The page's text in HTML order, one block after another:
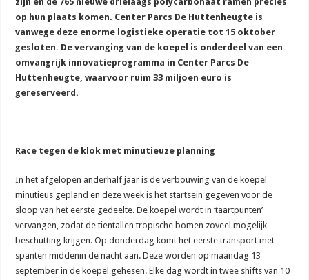
op hun plaats komen. Center Parcs De Huttenheugte is
vanwege deze enorme logistieke operatie tot 15 oktober
gesloten. De vervanging van de koepel is onderdeel van een
omvangrijk innovatieprogramma in Center Parcs De
Huttenheugte, waarvoor ruim 33 miljoen euro is
gereserveerd.
Race tegen de klok met minutieuze planning
In het afgelopen anderhalf jaar is de verbouwing van de koepel
minutieus gepland en deze week is het startsein gegeven voor de
sloop van het eerste gedeelte. De koepel wordt in ‘taartpunten’
vervangen, zodat de tientallen tropische bomen zoveel mogelijk
beschutting krijgen. Op donderdag komt het eerste transport met
spanten middenin de nacht aan. Deze worden op maandag 13
september in de koepel gehesen. Elke dag wordt in twee shifts van 10